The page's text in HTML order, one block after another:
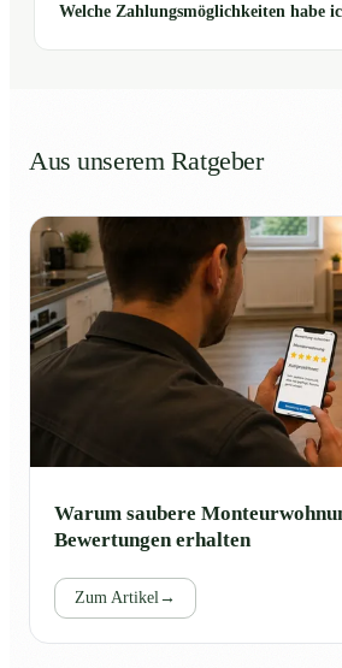
Welche Zahlungsmöglichkeiten habe
Aus unserem Ratgeber
Warum saubere
Bewertungen erhalten
Zum Artikel→